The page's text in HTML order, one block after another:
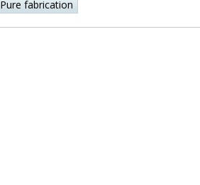
Pure fabrication